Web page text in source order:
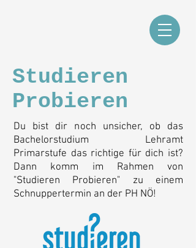
Studieren
Probieren
Du bist dir noch unsicher, ob das
Bachelorstudium Lehramt
Primarstufe das richtige für dich ist?
Dann komm im Rahmen von
"Studieren Probieren" zu einem
Schnuppertermin an der PH NÖ!